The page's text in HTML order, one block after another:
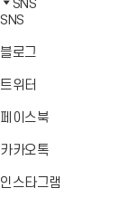
가
기
로
가
북
바
가
타
그
바
가
카
오
바
가
SNS
SNS
블로그
트위터
가
페이스북바
가
카카오톡바
가
인스타그램